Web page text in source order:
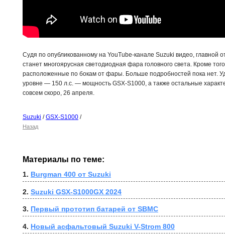
Судя по опубликованному на YouTube-канале Suzuki видео, главной
станет многоярусная светодиодная фара головного света. Кроме
расположенные по бокам от фары. Больше подробностей пока нет.
уровне — 150 л.с. — мощность GSX-S1000, а также остальные
совсем скоро, 26 апреля.
Suzuki /GSX-S1000 /
Назад
Материалы по теме:
1. Burgman 400 от Suzuki
2. Suzuki GSX-S1000GX 2024
3. Первый прототип батарей от SBMC
4. Новый асфальтовый Suzuki V-Strom 800